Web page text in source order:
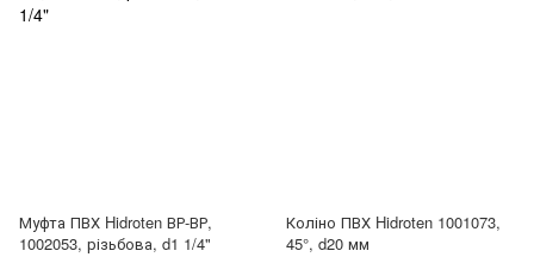
Муфта ПВХ Hidroten ВР-ВР,
1002053, різьбова, d1 1/4"
Коліно ПВХ Hidroten 1001073,
45°, d20 мм